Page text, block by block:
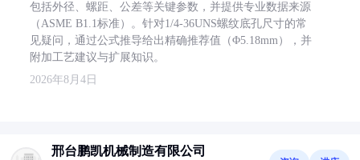
包括外径、螺距、公差等关键参数，并提供专业数据来源
（ASME B1.1标准）。针对1/4-36UNS螺纹底孔尺寸的常
见疑问，通过公式推导给出精确推荐值（Φ5.18mm），并
附加工艺建议与扩展知识。
2026年8月4日
邢台鹏凯机械制造有限公司